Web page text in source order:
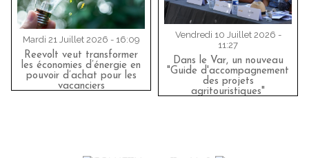
Mardi 21 Juillet 2026 - 16:09
Reevolt veut transformer
les économies d’énergie en
pouvoir d’achat pour les
vacanciers
Vendredi 10 Juillet 2026 -
11:27
Dans le Var, un nouveau
"Guide d'accompagnement
des projets
agritouristiques"